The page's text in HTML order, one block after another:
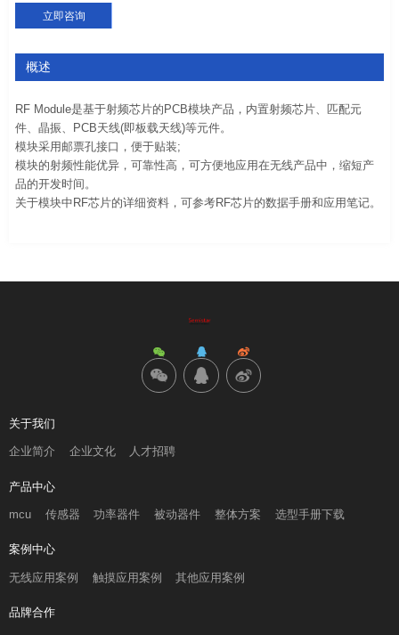
立即咨询
概述
RF Module是基于射频芯片的PCB模块产品，内置射频芯片、匹配元
件、晶振、PCB天线(即板载天线)等元件。
模块采用邮票孔接口，便于贴装;
模块的射频性能优异，可靠性高，可方便地应用在无线产品中，缩短产
品的开发时间。
关于模块中RF芯片的详细资料，可参考RF芯片的数据手册和应用笔记。
关于我们
企业简介 企业文化 人才招聘
产品中心
mcu 传感器 功率器件 被动器件 整体方案 选型手册下载
案例中心
无线应用案例 触摸应用案例 其他应用案例
品牌合作